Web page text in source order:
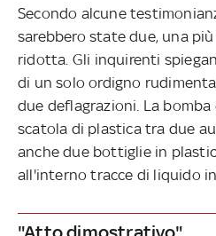
Secondo alcune
sarebbero state due, una
ridotta. Gli inquirenti
di un solo ordigno
due deflagrazioni. La
scatola di plastica tra due
anche due bottiglie in
all'interno tracce di liquido